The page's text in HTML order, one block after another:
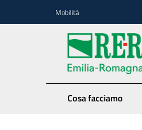
Mobilità
Cosa facciamo